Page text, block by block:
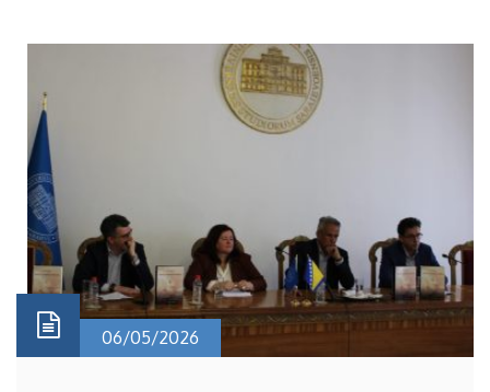
06/05/2026